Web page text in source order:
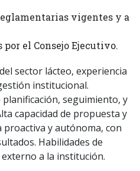
vigentes y a
el Consejo Ejecutivo.
sector lácteo, experiencia
institucional.
planificación, seguimiento, y
capacidad de propuesta y
y autónoma, con
Habilidades de
a la institución.